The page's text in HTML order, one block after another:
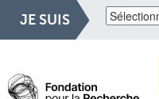
JE SUIS